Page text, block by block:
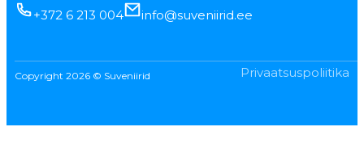
+372 6 213 004 info@suveniirid.ee
Copyright 2026 © Suveniirid Privaatsuspoliitika